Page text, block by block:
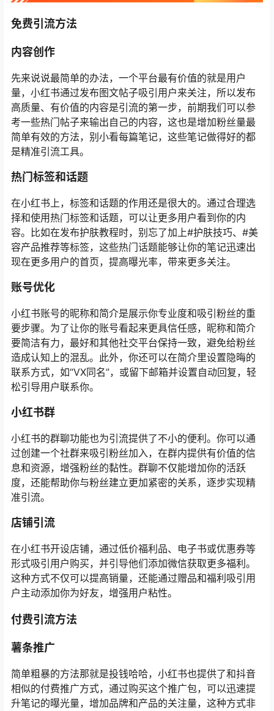
免费引流方法
内容创作
先来说说最简单的办法，一个平台最有价值的就是用户
量，小红书通过发布图文帖子吸引用户来关注，所以发布
高质量、有价值的内容是引流的第一步，前期我们可以参
考一些热门帖子来输出自己的内容，这也是增加粉丝量最
简单有效的方法，别小看每篇笔记，这些笔记做得好的都
是精准引流工具。
热门标签和话题
在小红书上，标签和话题的作用还是很大的。通过合理选
择和使用热门标签和话题，可以让更多用户看到你的内
容。比如在发布护肤教程时，别忘了加上#护肤技巧、#美
容产品推荐等标签，这些热门话题能够让你的笔记迅速出
现在更多用户的首页，提高曝光率，带来更多关注。
账号优化
小红书账号的昵称和简介是展示你专业度和吸引粉丝的重
要步骤。为了让你的账号看起来更具信任感，昵称和简介
要简洁有力，最好和其他社交平台保持一致，避免给粉丝
造成认知上的混乱。此外，你还可以在简介里设置隐晦的
联系方式，如“VX同名”，或留下邮箱并设置自动回复，轻
松引导用户联系你。
小红书群
小红书的群聊功能也为引流提供了不小的便利。你可以通
过创建一个社群来吸引粉丝加入，在群内提供有价值的信
息和资源，增强粉丝的黏性。群聊不仅能增加你的活跃
度，还能帮助你与粉丝建立更加紧密的关系，逐步实现精
准引流。
店铺引流
在小红书开设店铺，通过低价福利品、电子书或优惠券等
形式吸引用户购买，并引导他们添加微信获取更多福利。
这种方式不仅可以提高销量，还能通过赠品和福利吸引用
户主动添加你为好友，增强用户粘性。
付费引流方法
薯条推广
简单粗暴的方法那就是投钱哈哈，小红书也提供了和抖音
相似的付费推广方式，通过购买这个推广包，可以迅速提
升笔记的曝光量，增加品牌和产品的关注量，这种方式非